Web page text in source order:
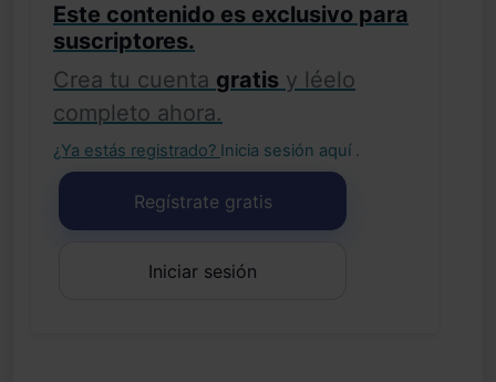
Este contenido es exclusivo para
suscriptores.
Crea tu cuenta gratis y léelo
completo ahora.
¿Ya estás registrado? Inicia sesión aquí .
Regístrate gratis
Iniciar sesión